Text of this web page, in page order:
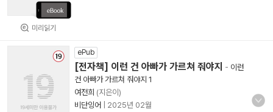
미리읽기
ePub
[전자책] 이런 건 아빠가 가르쳐 줘야지 - 이런
건 아빠가 가르쳐 줘야지 1
여전희 (지은이)
비단잉어
2025년 02월